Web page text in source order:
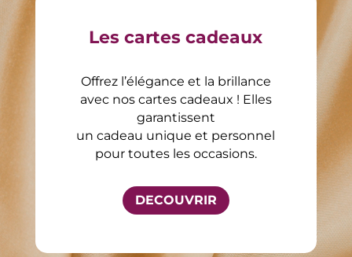
Les cartes cadeaux
Offrez l’élégance et la brillance
avec nos cartes cadeaux ! Elles
garantissent
un cadeau unique et personnel
pour toutes les occasions.
DECOUVRIR